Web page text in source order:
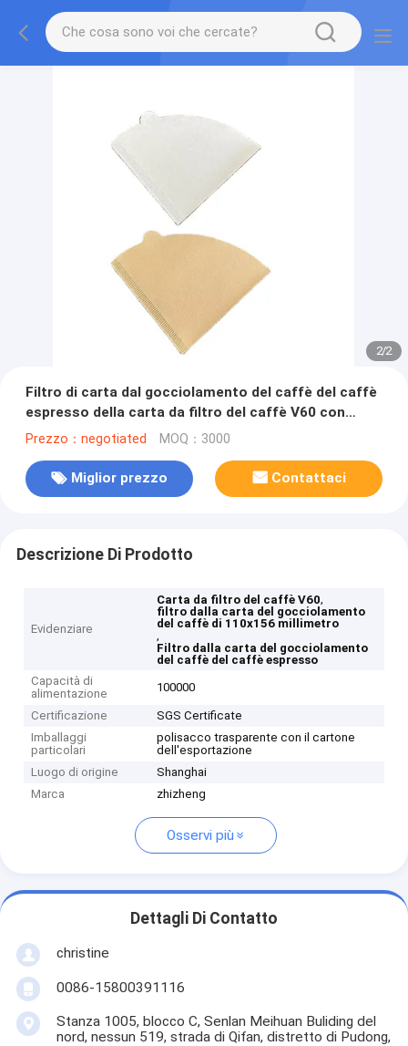
2/2
Filtro di carta dal gocciolamento del caffè del caffè
espresso della carta da filtro del caffè V60 con
l'orecchio
Prezzo：negotiated MOQ：3000
Miglior prezzo Contattaci
Descrizione Di Prodotto
Evidenziare
Carta da filtro del caffè V60,
filtro dalla carta del gocciolamento
del caffè di 110x156 millimetro
,
Filtro dalla carta del gocciolamento
del caffè del caffè espresso
Capacità di
alimentazione
100000
Certificazione
SGS Certificate
Imballaggi
particolari
polisacco trasparente con il cartone
dell'esportazione
Luogo di origine
Shanghai
Marca
zhizheng
Osservi più
Dettagli Di Contatto
christine
0086-15800391116
Stanza 1005, blocco C, Senlan Meihuan Buliding del
nord, nessun 519, strada di Qifan, distretto di Pudong,